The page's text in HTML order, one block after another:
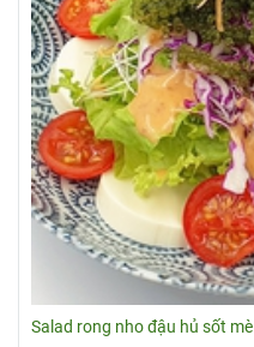
Salad rong nho đậu hủ sốt